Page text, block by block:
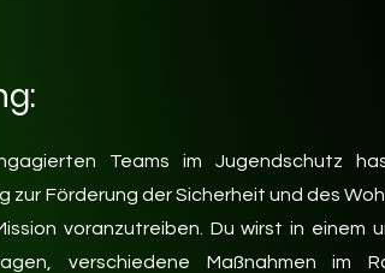
Teams im Jugendschutz
zur Förderung der Sicherheit und des
voranzutreiben. Du wirst in einem
verschiedene Maßnahmen im